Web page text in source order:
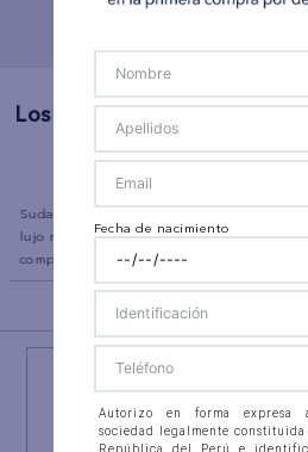
Los Más Vendidos
Sudadera con capucha de
lujo relajado con cremallera
completa
Ae
BACK TO
¡NEWSLETTER
ÚNETE A
Y RECIBE UN
Fecha de nacimiento
Autorizo en forma expresa
sociedad legalmente
República del Perú e